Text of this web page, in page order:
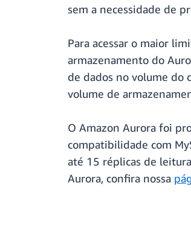
sem a necessidade de
Para acessar o maior
armazenamento do
de dados no volume do
volume de
O Amazon Aurora foi
compatibilidade com
até 15 réplicas de
Aurora, confira nossa